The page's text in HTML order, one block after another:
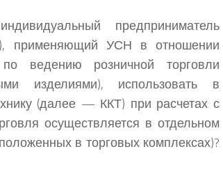
предприниматель
применяющий УСН в отношении
по ведению розничной торговли
изделиями), использовать в
(далее — ККТ) при расчетах с
осуществляется в отдельном
в торговых комплексах)?